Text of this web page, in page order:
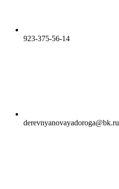
923-375-56-14
derevnyanovayadoroga@bk.ru